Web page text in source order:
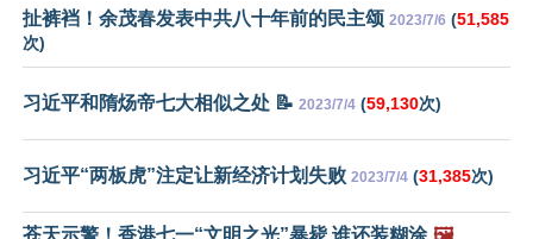
扯裤裆！余茂春发表中共八十年前的民主颂 2023/7/6 (51,585
次)
习近平和隋炀帝七大相似之处 📝 2023/7/4 (59,130次)
习近平“两板虎”注定让新经济计划失败 2023/7/4 (31,385次)
苍天示警！香港七一“文明之光”暴毙 谁还装糊涂 🖼️